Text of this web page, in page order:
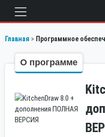
Главная Программное
О программе